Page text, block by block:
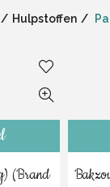
Hulpstoffen
(Brand